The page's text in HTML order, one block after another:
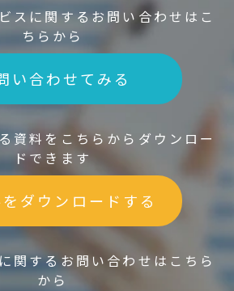
スに関するお問い合わせはこ
ちらから
い合わせてみる
資料をこちらからダウンロー
ドできます
ダウンロードする
関するお問い合わせはこちら
から